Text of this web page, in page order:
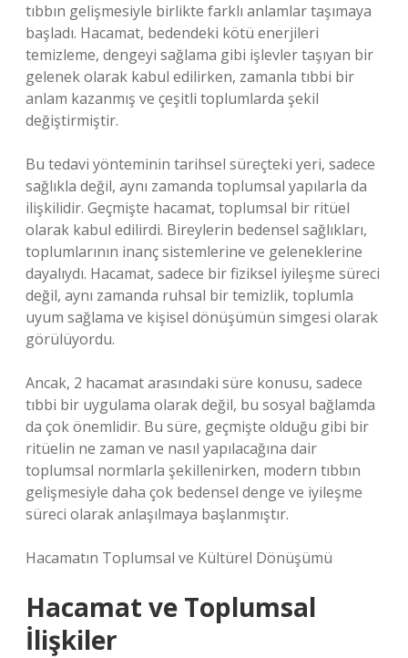
tıbbın gelişmesiyle birlikte farklı anlamlar taşımaya
başladı. Hacamat, bedendeki kötü enerjileri
temizleme, dengeyi sağlama gibi işlevler taşıyan bir
gelenek olarak kabul edilirken, zamanla tıbbi bir
anlam kazanmış ve çeşitli toplumlarda şekil
değiştirmiştir.
Bu tedavi yönteminin tarihsel süreçteki yeri, sadece
sağlıkla değil, aynı zamanda toplumsal yapılarla da
ilişkilidir. Geçmişte hacamat, toplumsal bir ritüel
olarak kabul edilirdi. Bireylerin bedensel sağlıkları,
toplumlarının inanç sistemlerine ve geleneklerine
dayalıydı. Hacamat, sadece bir fiziksel iyileşme süreci
değil, aynı zamanda ruhsal bir temizlik, toplumla
uyum sağlama ve kişisel dönüşümün simgesi olarak
görülüyordu.
Ancak, 2 hacamat arasındaki süre konusu, sadece
tıbbi bir uygulama olarak değil, bu sosyal bağlamda
da çok önemlidir. Bu süre, geçmişte olduğu gibi bir
ritüelin ne zaman ve nasıl yapılacağına dair
toplumsal normlarla şekillenirken, modern tıbbın
gelişmesiyle daha çok bedensel denge ve iyileşme
süreci olarak anlaşılmaya başlanmıştır.
Hacamatın Toplumsal ve Kültürel Dönüşümü
Hacamat ve Toplumsal
İlişkiler